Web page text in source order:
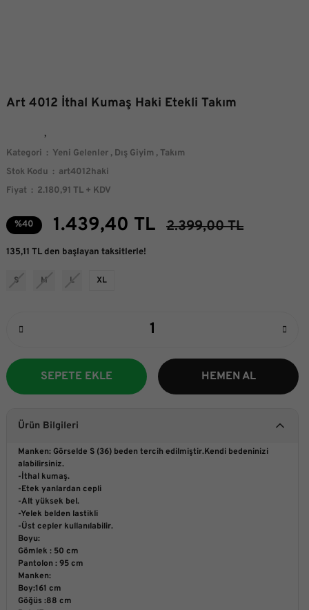
Art 4012 İthal Kumaş Haki Etekli Takım
Kategori Yeni Gelenler , Dış Giyim , Takım
Stok Kodu
art4012haki
Fiyat
2.180,91 TL + KDV
%40 1.439,40 TL 2.399,00 TL
135,11 TL den başlayan taksitlerle!
S M L XL
SEPETE EKLE HEMEN AL
Ürün Bilgileri
Manken: Görselde S (36) beden tercih edilmiştir.Kendi bedeninizi
alabilirsiniz.
-İthal kumaş.
-Etek yanlardan cepli
-Alt yüksek bel.
-Yelek belden lastikli
-Üst cepler kullanılabilir.
Boyu:
Gömlek : 50 cm
Pantolon : 95 cm
Manken:
Boy:161 cm
Göğüs :88 cm